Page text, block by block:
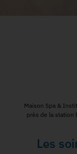
Maison Spa &
près de la station
Les